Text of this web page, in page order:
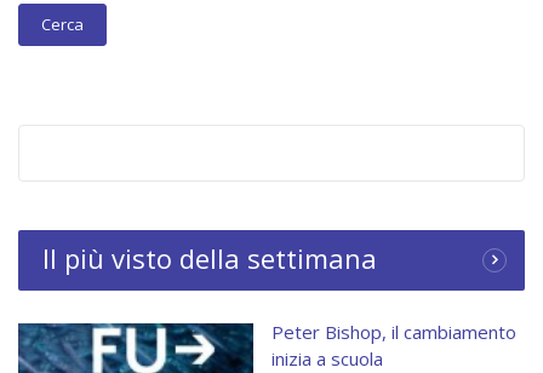
Il più visto della settimana
Peter Bishop, il cambiamento
inizia a scuola